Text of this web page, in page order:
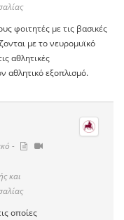
φοιτητές με τις βασικές
με το νευρομυϊκό
αθλητικές
αθλητικό εξοπλισμό.
-
και
οποίες